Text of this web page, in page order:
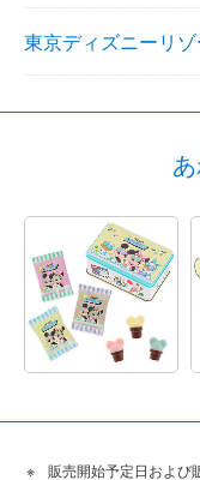
東京ディズニーリ
販売開始予定日および